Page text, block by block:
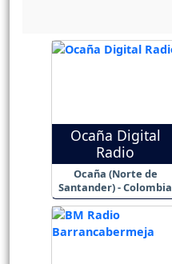
Ocaña Digital
Radio
Ocaña (Norte de
Santander) - Colombia